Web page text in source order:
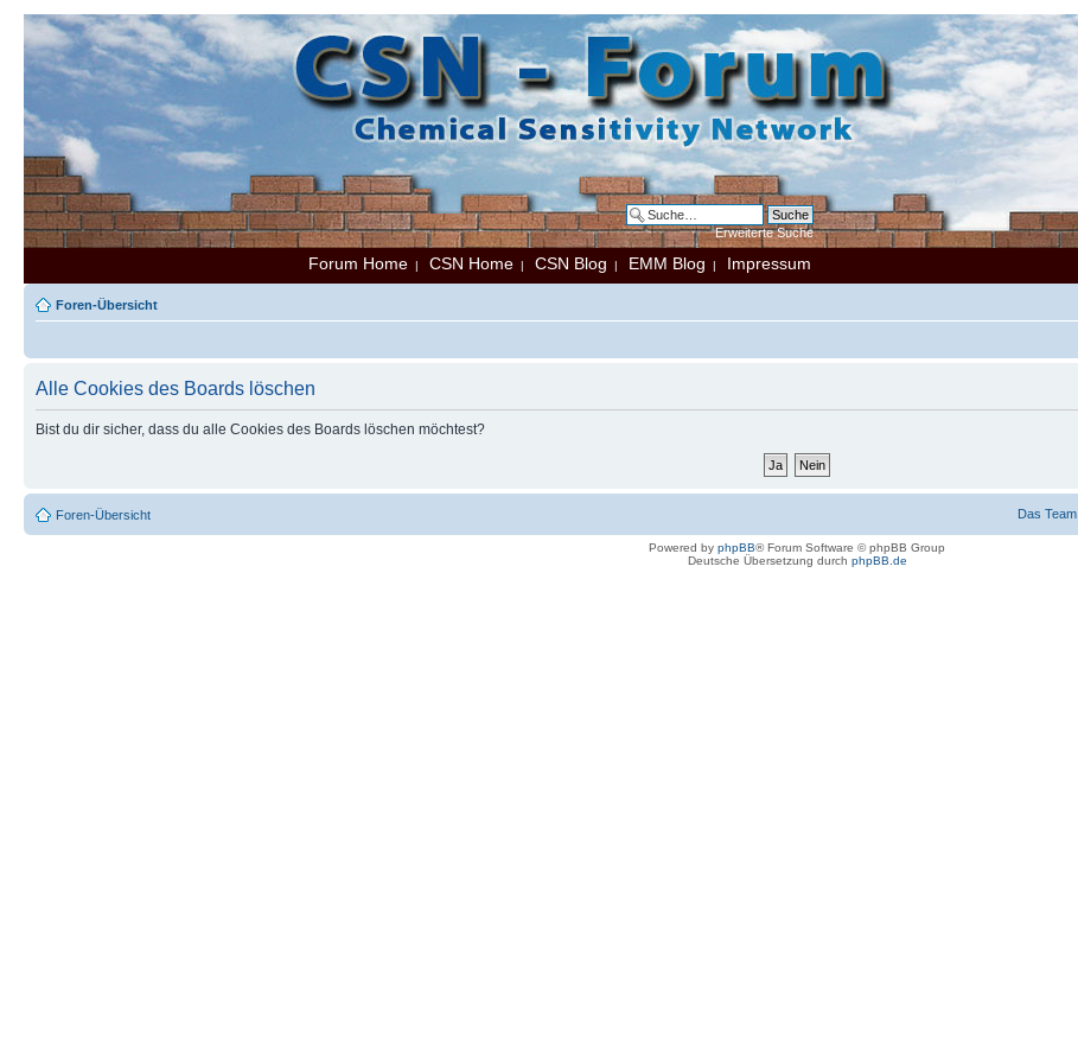
Erweiterte Suche
Forum Home | CSN Home | CSN Blog | EMM Blog | Impressum
Foren-Übersicht
Alle Cookies des Boards löschen
Bist du dir sicher, dass du alle Cookies des Boards löschen möchtest?
Foren-Übersicht Das Team
Powered by phpBB® Forum Software © phpBB Group
Deutsche Übersetzung durch phpBB.de